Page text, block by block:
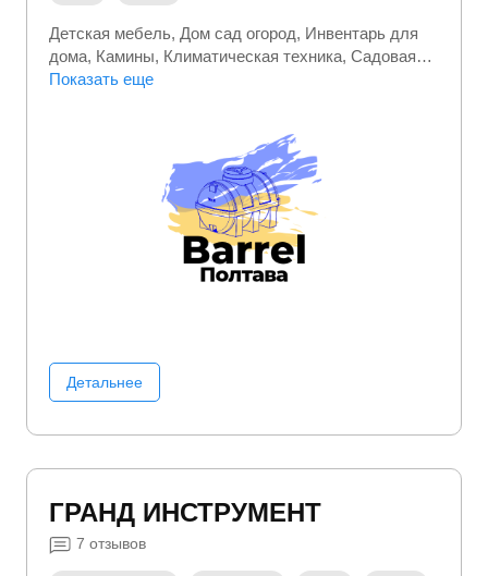
Детская мебель Дом сад огород Инвентарь для
дома Камины Климатическая техника Садовая
мебель Садовый инвентарь
Показать еще
Детальнее
ГРАНД ИНСТРУМЕНТ
7 отзывов